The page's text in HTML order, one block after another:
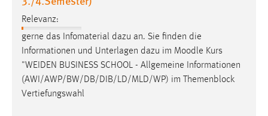
Relevanz:
gerne das Infomaterial dazu an. Sie finden die
Informationen und Unterlagen dazu im Moodle Kurs
"WEIDEN BUSINESS SCHOOL - Allgemeine Informationen
(AWI/AWP/BW/DB/DIB/LD/MLD/WP) im Themenblock
Vertiefungswahl
_gcl_au
Google Ireland Limited
Zweck:
Conversion-Tracking
Cookie Laufzeit: